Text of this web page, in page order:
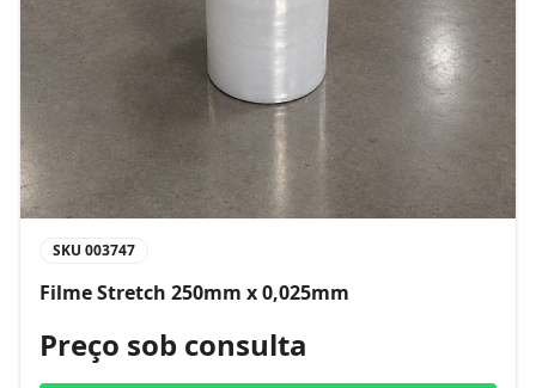
SKU 003747
Filme Stretch 250mm x 0,025mm
Preço sob consulta